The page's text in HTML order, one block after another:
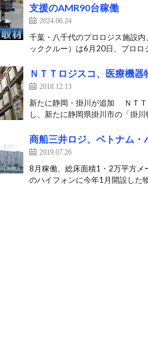
支援のAMR90台稼働
2024.06.24
千葉・八千代のプロロジス施設
ッククルー）は6月20日、プロロ
ＮＴＴロジスコ、医療機
2018.12.13
新たに静岡・掛川が追加 ＮＴＴ
し、新たに静岡県掛川市の「掛
商船三井ロジ、ベトナム
2019.07.26
8月稼働、総床面積1・2万平方メ
のハイフォンに今年1月開設した